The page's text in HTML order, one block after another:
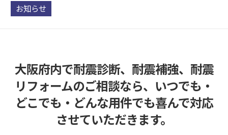
お知らせ
大阪府内で耐震診断、耐震補強、耐震
リフォームのご相談なら、いつでも・
どこでも・どんな用件でも喜んで対応
させていただきます。